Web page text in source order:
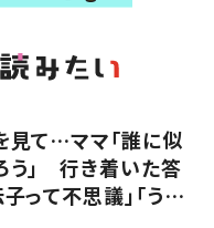
見て…ママ「誰に似
う」 行き着いた答
って不思議」「うち